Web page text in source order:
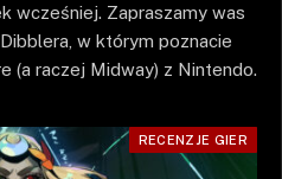
wcześniej. Zapraszamy was
w którym poznacie
(a raczej Midway) z Nintendo.
RECENZJE GIER